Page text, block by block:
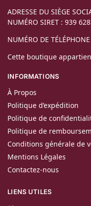
ADRESSE DU SIÈGE
NUMÉRO SIRET : 939
NUMÉRO DE
Cette boutique
INFORMATIONS
À Propos
Politique d’expédition
Politique de
Politique de
Conditions générale de
Mentions Légales
Contactez-nous
LIENS UTILES